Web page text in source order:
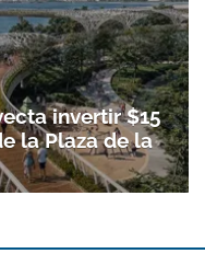
invertir $15
la Plaza de la